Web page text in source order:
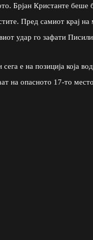
Брјан Кристанте
Пред самиот крај
удар го зафати
е на позиција која
на опасното 17-то